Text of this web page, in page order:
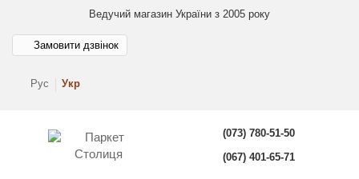
Ведучий магазин України з 2005 року
Рус Укр
Замовити дзвінок
(073) 780-51-50
(067) 401-65-71